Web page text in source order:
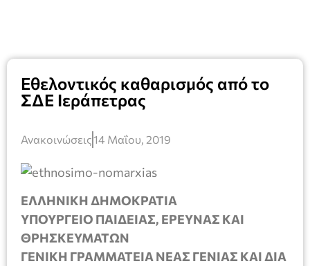
Εθελοντικός καθαρισμός από το
ΣΔΕ Ιεράπετρας
Ανακοινώσεις14 Μαΐου, 2019
ΕΛΛΗΝΙΚΗ ΔΗΜΟΚΡΑΤΙΑ
ΥΠΟΥΡΓΕΙΟ ΠΑΙΔΕΙΑΣ, ΕΡΕΥΝΑΣ ΚΑΙ
ΘΡΗΣΚΕΥΜΑΤΩΝ
ΓΕΝΙΚΗ ΓΡΑΜΜΑΤΕΙΑ ΝΕΑΣ ΓΕΝΙΑΣ ΚΑΙ ΔΙΑ